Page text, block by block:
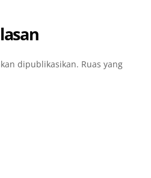
dipublikasikan. Ruas yang